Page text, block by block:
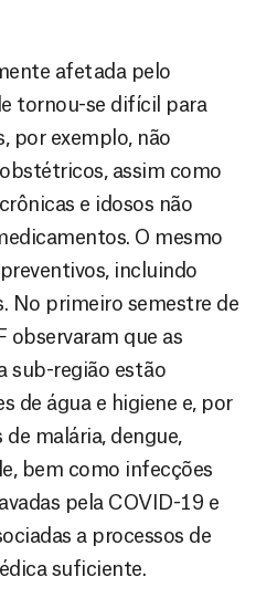
afetada pelo
tornou-se difícil para
por exemplo, não
assim como
e idosos não
O mesmo
incluindo
No primeiro semestre de
observaram que as
sub-região estão
de água e higiene e, por
de malária, dengue,
bem como infecções
pela COVID-19 e
a processos de
suficiente.